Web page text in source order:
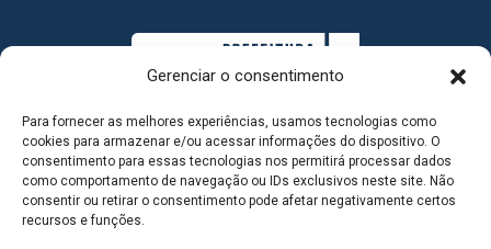
Gerenciar o consentimento
Para fornecer as melhores experiências, usamos tecnologias como
cookies para armazenar e/ou acessar informações do dispositivo. O
consentimento para essas tecnologias nos permitirá processar dados
como comportamento de navegação ou IDs exclusivos neste site. Não
consentir ou retirar o consentimento pode afetar negativamente certos
recursos e funções.
MAPA DO SITE